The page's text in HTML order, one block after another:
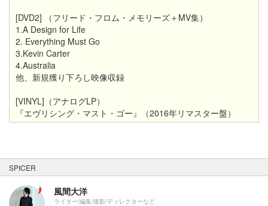
[DVD2] （フリード・フロム・メモリーズ＋MV集）
1.A Design for Life
2. Everything Must Go
3.Kevin Carter
4.Australia
他、新規獲り下ろし映像収録
[VINYL]（アナログLP）
『エヴリシング・マスト・ゴー』（2016年リマスター盤）
SPICER
風間大洋
ライター/編集/撮影/ディレクターなど